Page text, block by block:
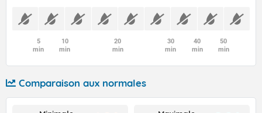
5
min
10
min
20
min
30
min
40
min
50
min
Comparaison aux normales